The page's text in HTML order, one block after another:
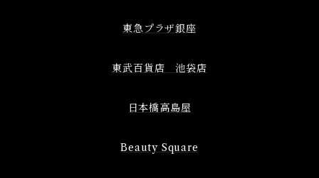
東急プラザ銀座
東武百貨店 池袋店
日本橋高島屋
Beauty Square